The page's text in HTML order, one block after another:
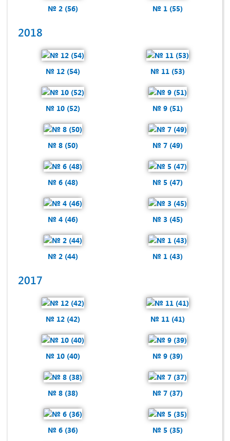
№ 2 (56) № 1 (55)
2018
№ 12 (54) № 11 (53)
№ 10 (52) № 9 (51)
№ 8 (50) № 7 (49)
№ 6 (48) № 5 (47)
№ 4 (46) № 3 (45)
№ 2 (44) № 1 (43)
2017
№ 12 (42) № 11 (41)
№ 10 (40) № 9 (39)
№ 8 (38) № 7 (37)
№ 6 (36) № 5 (35)